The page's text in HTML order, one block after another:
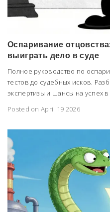
Оспаривание
выиграть дело в суде
Полное руководство по
тестов до судебных исков.
экспертизы и шансы на успех в
Posted on April 19 2026